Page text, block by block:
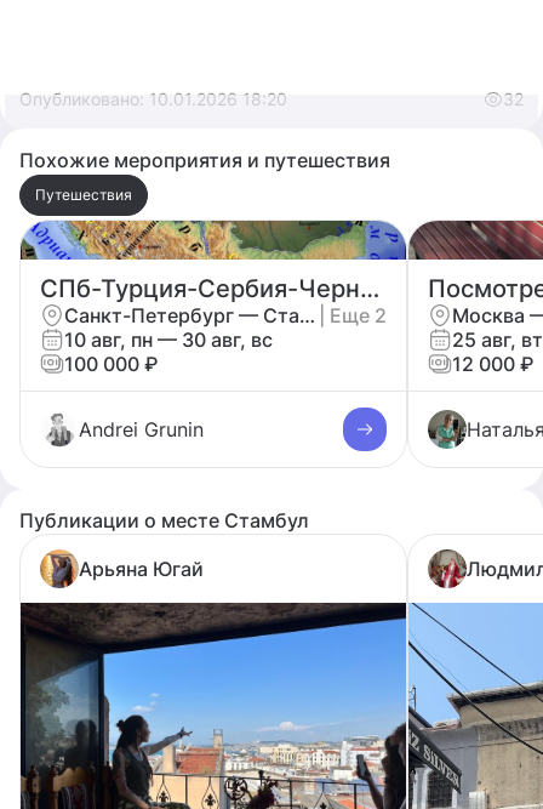
Опубликовано: 10.01.2026 18:20 32
Похожие мероприятия и путешествия
Путешествия
СПб-Турция-Сербия-Черногория
Санкт-Петербург — Стамбул
| Еще 2
10 авг, пн — 30 авг, вс
100 000 ₽
Andrei Grunin
Москва
25 авг,
12 000 ₽
Публикации о месте Стамбул
Арьяна Югай